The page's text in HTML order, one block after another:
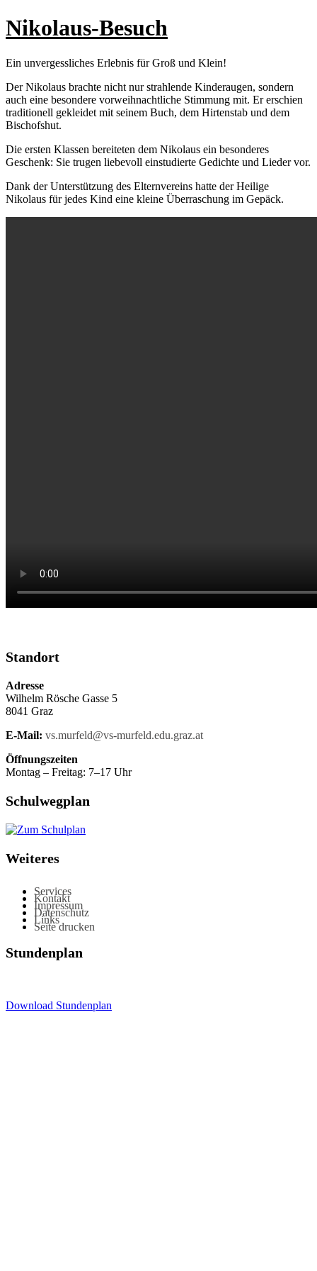
Nikolaus-Besuch
Ein unvergessliches Erlebnis für Groß und Klein!
Der Nikolaus brachte nicht nur strahlende Kinderaugen, sondern
auch eine besondere vorweihnachtliche Stimmung mit. Er erschien
traditionell gekleidet mit seinem Buch, dem Hirtenstab und dem
Bischofshut.
Die ersten Klassen bereiteten dem Nikolaus ein besonderes
Geschenk: Sie trugen liebevoll einstudierte Gedichte und Lieder vor.
Dank der Unterstützung des Elternvereins hatte der Heilige
Nikolaus für jedes Kind eine kleine Überraschung im Gepäck.
Standort
Adresse
Wilhelm Rösche Gasse 5
8041 Graz
E-Mail: vs.murfeld@vs-murfeld.edu.graz.at
Öffnungszeiten
Montag – Freitag: 7–17 Uhr
Schulwegplan
Weiteres
Services
Kontakt
Impressum
Datenschutz
Links
Seite drucken
Stundenplan
Download Stundenplan